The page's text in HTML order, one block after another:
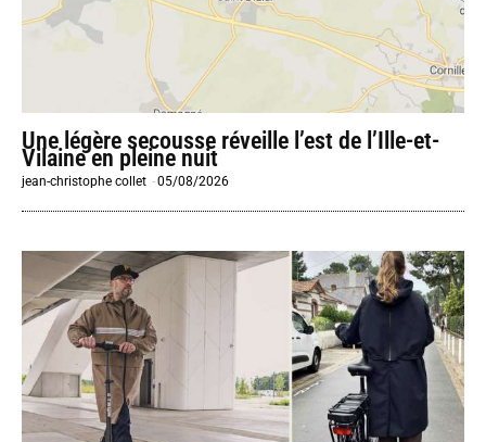
Une légère secousse réveille l’est de l’Ille-et-
Vilaine en pleine nuit
jean-christophe collet -05/08/2026